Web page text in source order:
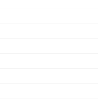
taisyklės (2016-3)
3)